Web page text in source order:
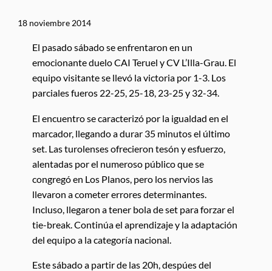
18 noviembre 2014
El pasado sábado se enfrentaron en un
emocionante duelo CAI Teruel y CV L’Illa-Grau. El
equipo visitante se llevó la victoria por 1-3. Los
parciales fueros 22-25, 25-18, 23-25 y 32-34.
El encuentro se caracterizó por la igualdad en el
marcador, llegando a durar 35 minutos el último
set. Las turolenses ofrecieron tesón y esfuerzo,
alentadas por el numeroso público que se
congregó en Los Planos, pero los nervios las
llevaron a cometer errores determinantes.
Incluso, llegaron a tener bola de set para forzar el
tie-break. Continúa el aprendizaje y la adaptación
del equipo a la categoría nacional.
Este sábado a partir de las 20h, despúes del